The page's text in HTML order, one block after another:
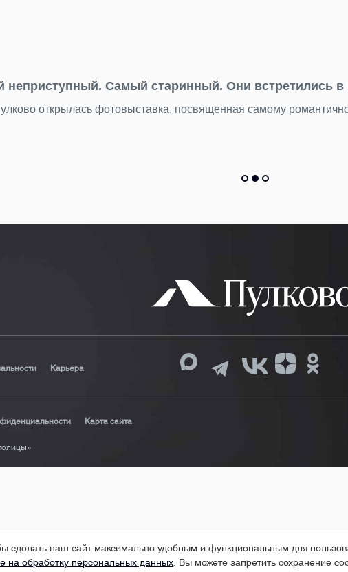
Самый старинный. Они встретились в
открылась фотовыставка, посвященная самому
Карьера
Карта сайта
сделать наш сайт максимально удобным и функциональным для
на обработку персональных данных . Вы можете запретить сохранение